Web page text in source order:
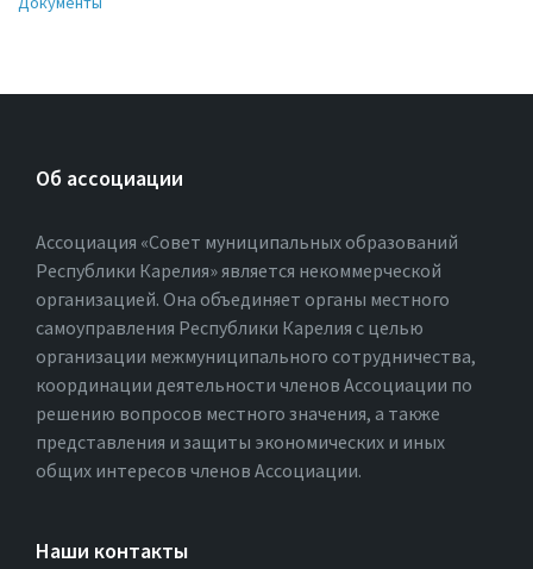
Об ассоциации
Ассоциация «Совет муниципальных образований
Республики Карелия» является некоммерческой
организацией. Она объединяет органы местного
самоуправления Республики Карелия с целью
организации межмуниципального сотрудничества,
координации деятельности членов Ассоциации по
решению вопросов местного значения, а также
представления и защиты экономических и иных
общих интересов членов Ассоциации.
Наши контакты